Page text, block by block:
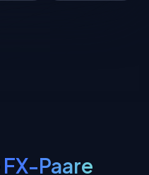
FX-Paare